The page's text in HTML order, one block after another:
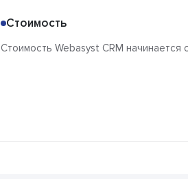
Стоимость
Стоимость Webasyst CRM